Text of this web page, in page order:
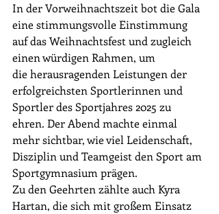
In der Vorweihnachtszeit bot die Gala
eine stimmungsvolle Einstimmung
auf das Weihnachtsfest und zugleich
einen würdigen Rahmen, um
die herausragenden Leistungen der
erfolgreichsten Sportlerinnen und
Sportler des Sportjahres 2025 zu
ehren. Der Abend machte einmal
mehr sichtbar, wie viel Leidenschaft,
Disziplin und Teamgeist den Sport am
Sportgymnasium prägen.
Zu den Geehrten zählte auch Kyra
Hartan, die sich mit großem Einsatz